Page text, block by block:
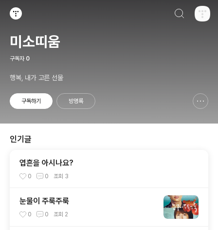
미소띠움
구독자 0
행복, 내가 고른 선물
구독하기 방명록
인기글
엽흔을 아시나요?
0 0 조회 3
눈물이 주룩주룩
0 0 조회 2